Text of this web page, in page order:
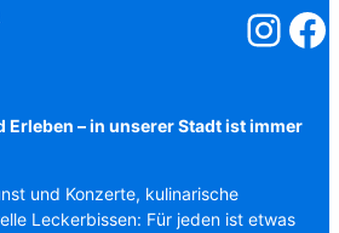
Erleben – in unserer Stadt ist immer
und Konzerte, kulinarische
Leckerbissen: Für jeden ist etwas